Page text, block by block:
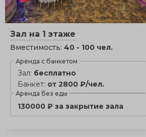
Зал на 1 этаже
Вместимость: 40 - 100 чел.
Аренда с банкетом
Зал: бесплатно
Банкет: от 2800 ₽/чел.
Аренда без еды
130000 ₽ за закрытие зала